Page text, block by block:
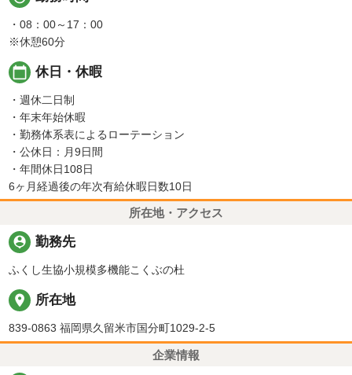
・08：00～17：00
※休憩60分
calendar_today 休日・休暇
・週休二日制
・年末年始休暇
・勤務体系表によるローテーション
・公休日：月9日間
・年間休日108日
6ヶ月経過後の年次有給休暇日数10日
所在地・アクセス
person_pin 勤務先
ふくし生協小規模多機能こくぶの杜
place 所在地
839-0863 福岡県久留米市国分町1029-2-5
企業情報